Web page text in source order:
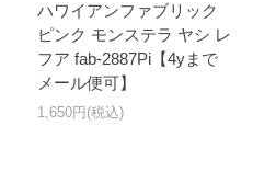
ハワイアンファブリック
ピンク モンステラ ヤシ レ
フア fab-2887Pi【4yまで
メール便可】
1,650円(税込)